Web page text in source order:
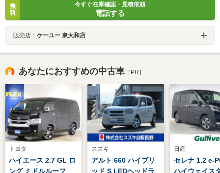
無
料
今すぐ在庫確認・見積依頼
電話する
販売店： ケーユー 東大和店
あなたにおすすめの中古車 ［PR］
トヨタ
ハイエース 2.7 GL ロ
ング ミドルルーフ
スズキ
アルト 660 ハイブリ
ッド S LEDヘッドラ
日産
セレナ 1.2 e-
ハイウェイス